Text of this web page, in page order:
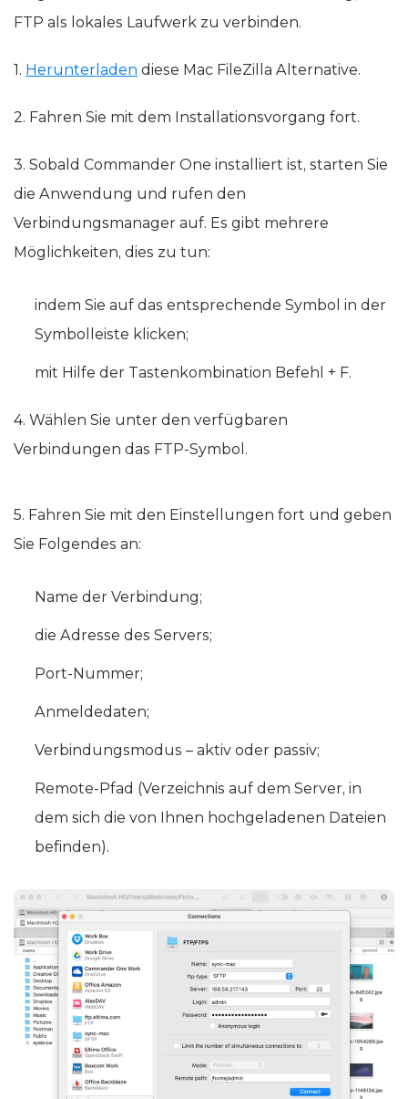
FTP als lokales Laufwerk zu verbinden.
1. Herunterladen diese Mac FileZilla Alternative.
2. Fahren Sie mit dem Installationsvorgang fort.
3. Sobald Commander One installiert ist, starten Sie
die Anwendung und rufen den
Verbindungsmanager auf. Es gibt mehrere
Möglichkeiten, dies zu tun:
indem Sie auf das entsprechende Symbol in der
Symbolleiste klicken;
mit Hilfe der Tastenkombination Befehl + F.
4. Wählen Sie unter den verfügbaren
Verbindungen das FTP-Symbol.
5. Fahren Sie mit den Einstellungen fort und geben
Sie Folgendes an:
Name der Verbindung;
die Adresse des Servers;
Port-Nummer;
Anmeldedaten;
Verbindungsmodus – aktiv oder passiv;
Remote-Pfad (Verzeichnis auf dem Server, in
dem sich die von Ihnen hochgeladenen Dateien
befinden).